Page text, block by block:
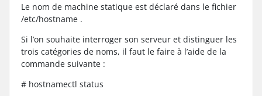
Le nom de machine statique est déclaré dans le fichier
/etc/hostname .
Si l’on souhaite interroger son serveur et distinguer les
trois catégories de noms, il faut le faire à l’aide de la
commande suivante :
# hostnamectl status